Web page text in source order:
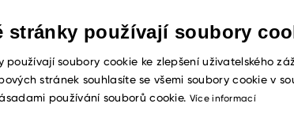
stránky používají soubory
používají soubory cookie ke zlepšení uživatelského
stránek souhlasíte se všemi soubory cookie v
používání souborů cookie. Více informací